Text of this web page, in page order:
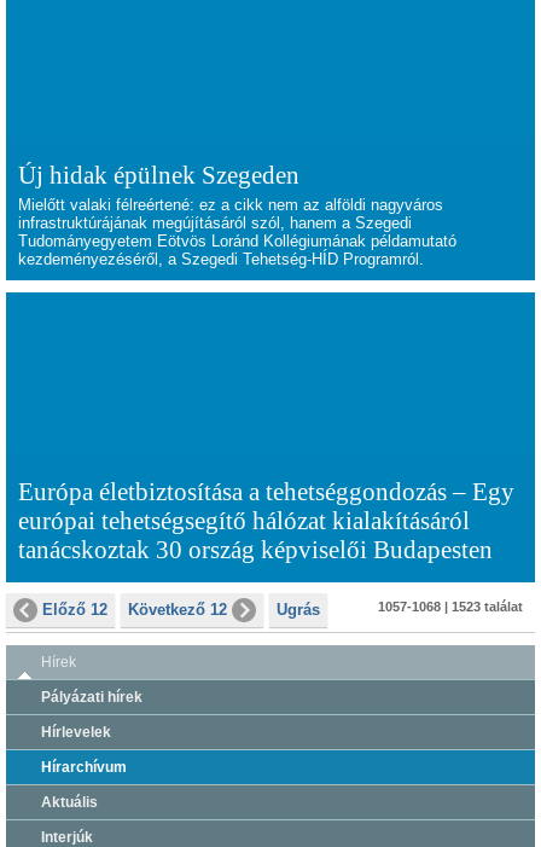
Új hidak épülnek Szegeden
Mielőtt valaki félreértené: ez a cikk nem az alföldi nagyváros
infrastruktúrájának megújításáról szól, hanem a Szegedi
Tudományegyetem Eötvös Loránd Kollégiumának példamutató
kezdeményezéséről, a Szegedi Tehetség-HÍD Programról.
Európa életbiztosítása a tehetséggondozás – Egy
európai tehetségsegítő hálózat kialakításáról
tanácskoztak 30 ország képviselői Budapesten
Előző 12 Következő 12 Ugrás 1057-1068 | 1523 találat
Hírek
Pályázati hírek
Hírlevelek
Hírarchívum
Aktuális
Interjúk